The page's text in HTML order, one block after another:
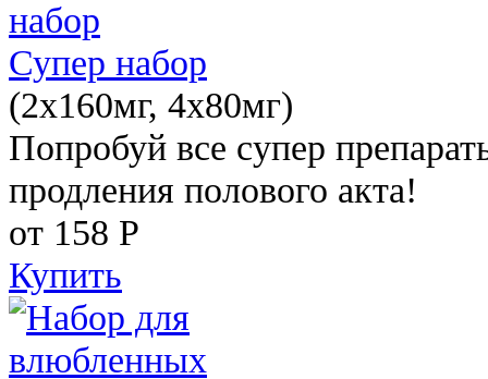
Супер набор
(2х160мг, 4х80мг)
Попробуй все супер
продления полового акта!
от 158 Р
Купить